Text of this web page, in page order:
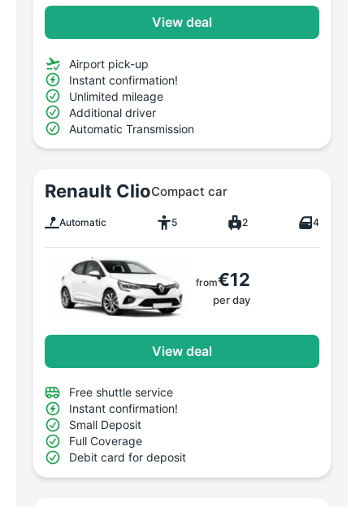
View deal
Airport pick-up
Instant confirmation!
Unlimited mileage
Additional driver
Automatic Transmission
Renault ClioCompact car
Automatic 5 2 4
from€12
per day
View deal
Free shuttle service
Instant confirmation!
Small Deposit
Full Coverage
Debit card for deposit